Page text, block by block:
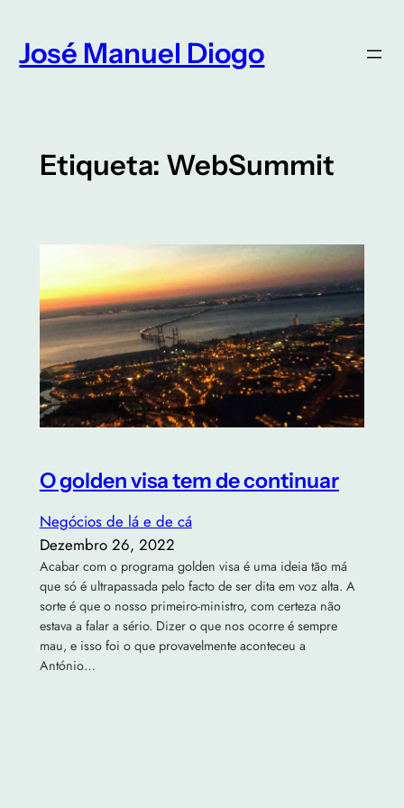
para
José Manuel Diogo
Etiqueta: WebSummit
O golden visa tem de continuar
Negócios de lá e de cá
Dezembro 26, 2022
Acabar com o programa golden visa é uma ideia tão má
que só é ultrapassada pelo facto de ser dita em voz alta. A
sorte é que o nosso primeiro-ministro, com certeza não
estava a falar a sério. Dizer o que nos ocorre é sempre
mau, e isso foi o que provavelmente aconteceu a
António…